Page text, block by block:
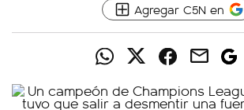
Agregar C5N en